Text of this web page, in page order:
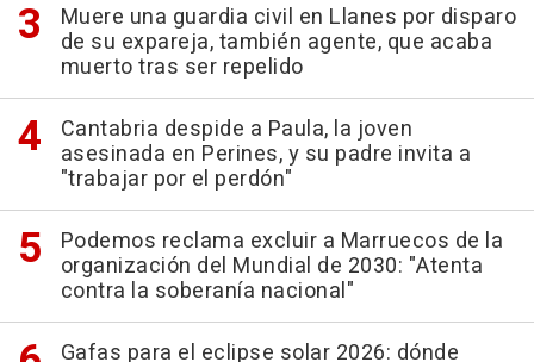
Muere una guardia civil en Llanes por disparo
de su expareja, también agente, que acaba
muerto tras ser repelido
Cantabria despide a Paula, la joven
asesinada en Perines, y su padre invita a
"trabajar por el perdón"
Podemos reclama excluir a Marruecos de la
organización del Mundial de 2030: "Atenta
contra la soberanía nacional"
Gafas para el eclipse solar 2026: dónde